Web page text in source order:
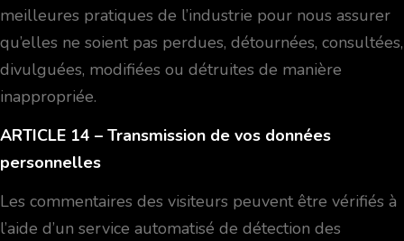
meilleures pratiques de l’industrie pour nous assurer
qu’elles ne soient pas perdues, détournées, consultées,
divulguées, modifiées ou détruites de manière
inappropriée.
ARTICLE 14 – Transmission de vos données
personnelles
Les commentaires des visiteurs peuvent être vérifiés à
l’aide d’un service automatisé de détection des